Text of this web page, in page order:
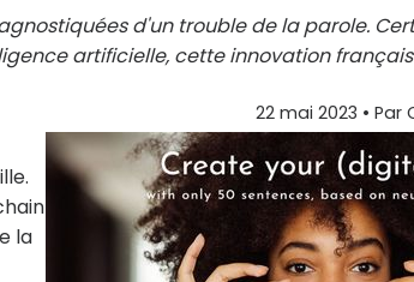
d'un trouble de la parole.
artificielle, cette innovation
22 mai 2023 • Par
la